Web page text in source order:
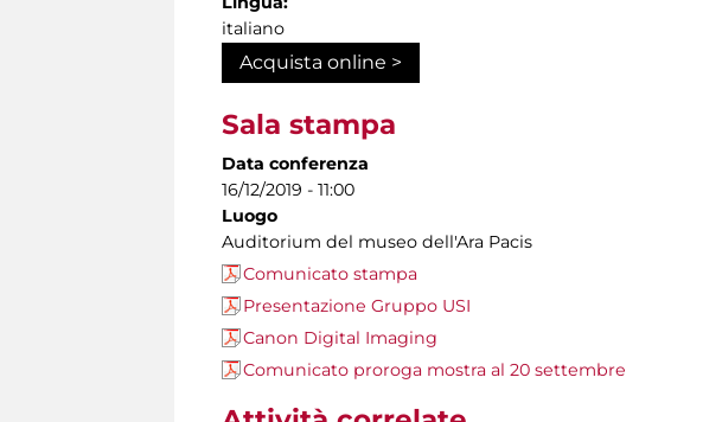
italiano
Acquista online >
Sala stampa
Data conferenza
16/12/2019 - 11:00
Luogo
Auditorium del museo dell'Ara Pacis
Comunicato stampa
Presentazione Gruppo USI
Canon Digital Imaging
Comunicato proroga mostra al 20 settembre